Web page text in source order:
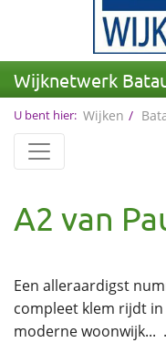
Wijknetwerk
U bent hier: Wijken
A2 van
Een alleraardigst
compleet klem rijdt
moderne woonwijk...